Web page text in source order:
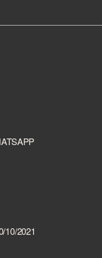
10/2021